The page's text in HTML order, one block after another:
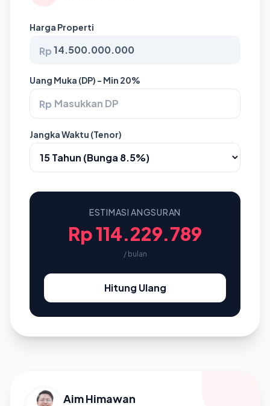
Harga Properti
Rp
Uang Muka (DP) - Min 20%
Rp
Jangka Waktu (Tenor)
ESTIMASI ANGSURAN
Rp 114.229.789
/ bulan
Hitung Ulang
Aim Himawan